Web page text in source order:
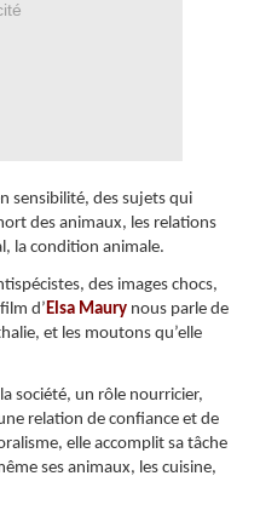
sensibilité, des sujets qui
des animaux, les relations
la condition animale.
des images chocs,
d’Elsa Maury nous parle de
et les moutons qu’elle
société, un rôle nourricier,
relation de confiance et de
elle accomplit sa tâche
ses animaux, les cuisine,